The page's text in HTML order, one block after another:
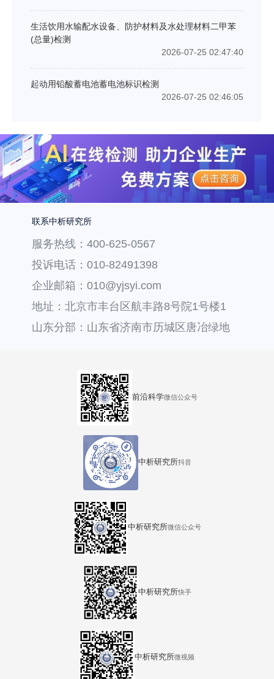
生活饮用水输配水设备、防护材料及水处理材料二甲苯
(总量)检测
2026-07-25 02:47:40
起动用铅酸蓄电池蓄电池标识检测
2026-07-25 02:46:05
联系中析研究所
服务热线：400-625-0567
投诉电话：010-82491398
企业邮箱：010@yjsyi.com
地址：北京市丰台区航丰路8号院1号楼1
层121
山东分部：山东省济南市历城区唐冶绿地
前沿科学微信公众号
中析研究所抖音
中析研究所微信公众号
中析研究所快手
中析研究所微视频